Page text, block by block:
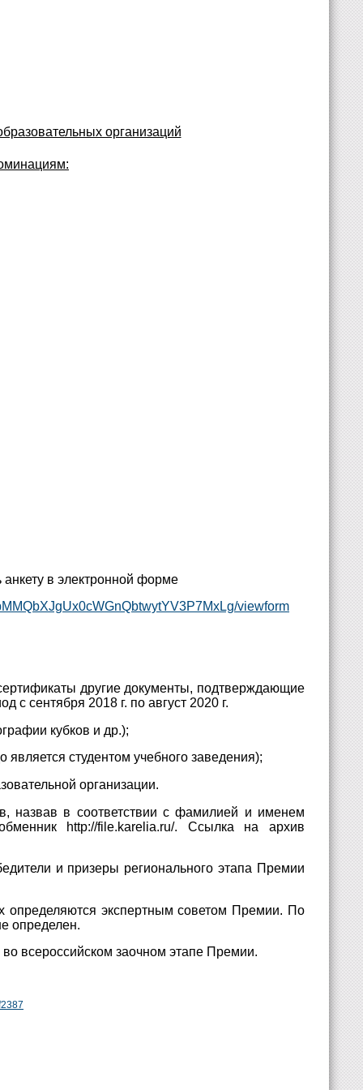
организаций
анкету в электронной форме
viewform
другие документы, подтверждающие
с сентября 2018 г. по август 2020 г.
кубков и др.);
студентом учебного заведения);
организации.
назвав в соответствии с фамилией и именем
http://file.karelia.ru/. Ссылка на архив
и призеры регионального этапа Премии
определяются экспертным советом Премии. По
определен.
всероссийском заочном этапе Премии.